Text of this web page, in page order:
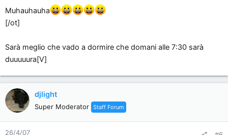
Mac... però non saprei a quanto venderlo considerando che fa
un anno a maggio e l'ho pagato 1200 e rotti Euro... se ti
incontro...
Muhauhauha
[/ot]
Sarà meglio che vado a dormire che domani alle 7:30 sarà
duuuuura[V]
djlight
Super Moderator Staff Forum
26/4/07